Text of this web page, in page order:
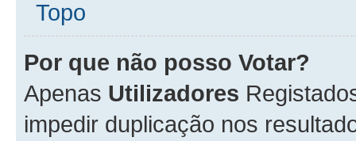
Topo
Por que não posso Votar?
Apenas Utilizadores
impedir duplicação nos